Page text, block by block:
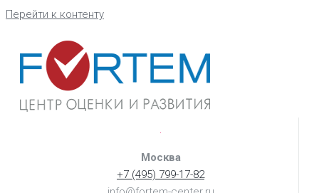
Перейти к контенту
Москва
+7 (495) 799-17-82